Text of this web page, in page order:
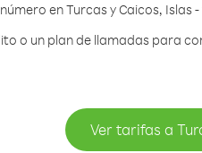
en Turcas y Caicos,
o un plan de llamadas para
Ver tarifas a